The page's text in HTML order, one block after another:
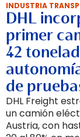
INDUSTRIA
DHL
primer
42
de
DHL Freight
un camión
Austria, con